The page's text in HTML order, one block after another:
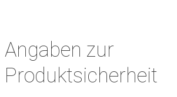
Angaben zur
Produktsicherheit